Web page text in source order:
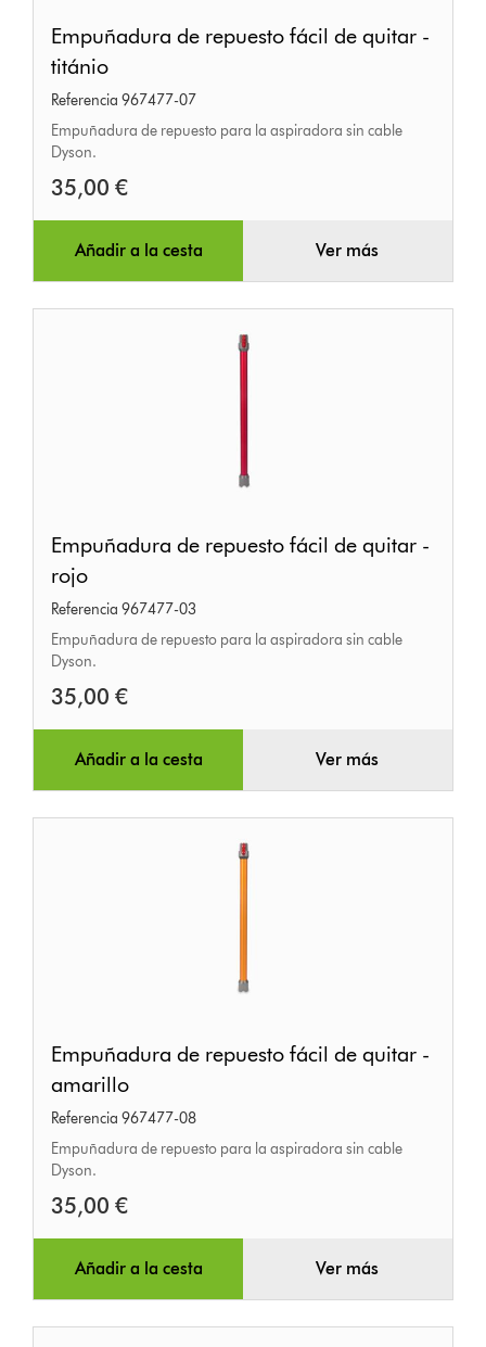
de
repuesto
fácil
de
quitar
-
Empuñadura de repuesto fácil de quitar -
titánio
Referencia 967477-07
Empuñadura de repuesto para la aspiradora sin cable
Dyson.
35,00 €
Añadir a la cesta Ver más
de
repuesto
fácil
de
quitar
-
Empuñadura de repuesto fácil de quitar -
rojo
Referencia 967477-03
Empuñadura de repuesto para la aspiradora sin cable
Dyson.
35,00 €
Añadir a la cesta Ver más
de
repuesto
fácil
de
quitar
-
Empuñadura de repuesto fácil de quitar -
amarillo
Referencia 967477-08
Empuñadura de repuesto para la aspiradora sin cable
Dyson.
35,00 €
Añadir a la cesta Ver más